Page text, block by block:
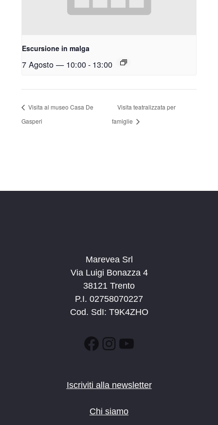
Escursione in malga
7 Agosto — 10:00- 13:00
Visita al museo Casa De
Gasperi
Visita teatralizzata per
famiglie
Marevea Srl
Via Luigi Bonazza 4
38121 Trento
P.I. 02758070227
Cod. SdI: T9K4ZHO
Facebook
Instagram
YouTube
Iscriviti alla newsletter
Chi siamo